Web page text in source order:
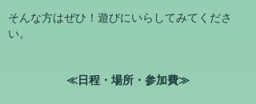
​そんな方はぜひ！遊びにいらしてみてくださ
い。
≪日程・場所・参加費≫